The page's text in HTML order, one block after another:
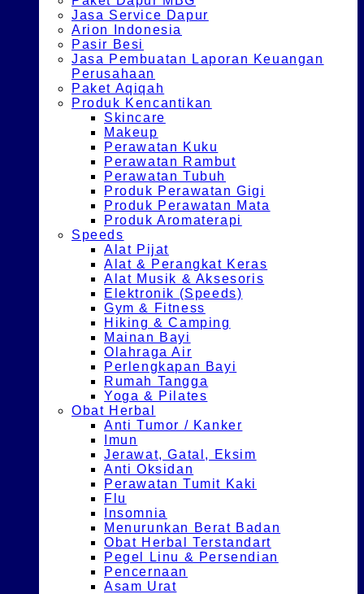
Jasa Service Dapur
Arion Indonesia
Pasir Besi
Jasa Pembuatan Laporan Keuangan
Perusahaan
Paket Aqiqah
Produk Kencantikan
Skincare
Makeup
Perawatan Kuku
Perawatan Rambut
Perawatan Tubuh
Produk Perawatan Gigi
Produk Perawatan Mata
Produk Aromaterapi
Speeds
Alat Pijat
Alat & Perangkat Keras
Alat Musik & Aksesoris
Elektronik (Speeds)
Gym & Fitness
Hiking & Camping
Mainan Bayi
Olahraga Air
Perlengkapan Bayi
Rumah Tangga
Yoga & Pilates
Obat Herbal
Anti Tumor / Kanker
Imun
Jerawat, Gatal, Eksim
Anti Oksidan
Perawatan Tumit Kaki
Flu
Insomnia
Menurunkan Berat Badan
Obat Herbal Terstandart
Pegel Linu & Persendian
Pencernaan
Asam Urat